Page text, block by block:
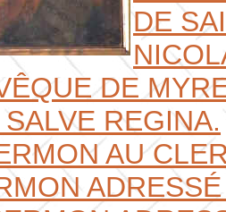
DE
DE
REGINA.
AU